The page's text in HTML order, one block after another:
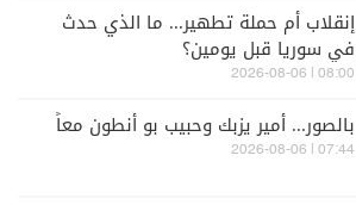
إنقلاب أم حملة تطهير... ما الذي حدث
في سوريا قبل يومين؟
08:00 | 2026-08-06
بالصور... أمير يزبك وحبيب بو أنطون معاً
07:44 | 2026-08-06